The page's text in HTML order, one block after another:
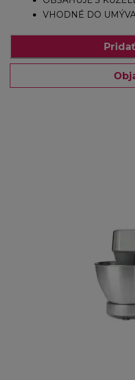
VHODNÉ DO